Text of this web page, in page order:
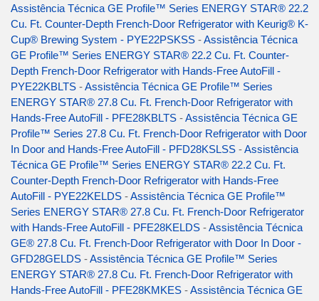
Assistência Técnica GE Profile™ Series ENERGY STAR® 22.2
Cu. Ft. Counter-Depth French-Door Refrigerator with Keurig® K-
Cup® Brewing System - PYE22PSKSS -Assistência Técnica
GE Profile™ Series ENERGY STAR® 22.2 Cu. Ft. Counter-
Depth French-Door Refrigerator with Hands-Free AutoFill -
PYE22KBLTS -Assistência Técnica GE Profile™ Series
ENERGY STAR® 27.8 Cu. Ft. French-Door Refrigerator with
Hands-Free AutoFill - PFE28KBLTS -Assistência Técnica GE
Profile™ Series 27.8 Cu. Ft. French-Door Refrigerator with Door
In Door and Hands-Free AutoFill - PFD28KSLSS -Assistência
Técnica GE Profile™ Series ENERGY STAR® 22.2 Cu. Ft.
Counter-Depth French-Door Refrigerator with Hands-Free
AutoFill - PYE22KELDS -Assistência Técnica GE Profile™
Series ENERGY STAR® 27.8 Cu. Ft. French-Door Refrigerator
with Hands-Free AutoFill - PFE28KELDS -Assistência Técnica
GE® 27.8 Cu. Ft. French-Door Refrigerator with Door In Door -
GFD28GELDS -Assistência Técnica GE Profile™ Series
ENERGY STAR® 27.8 Cu. Ft. French-Door Refrigerator with
Hands-Free AutoFill - PFE28KMKES -Assistência Técnica GE